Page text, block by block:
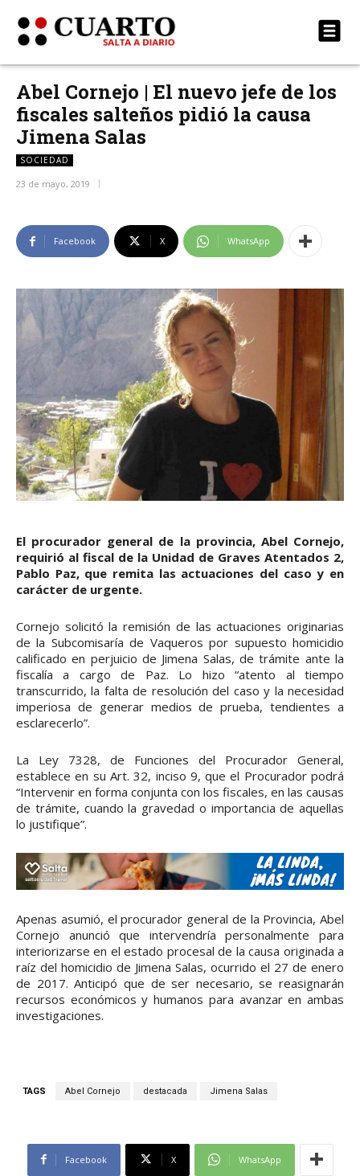
Abel Cornejo | El nuevo jefe de los
fiscales salteños pidió la causa
Jimena Salas
SOCIEDAD
23 de mayo, 2019
Facebook X WhatsApp
El procurador general de la provincia, Abel Cornejo,
requirió al fiscal de la Unidad de Graves Atentados 2,
Pablo Paz, que remita las actuaciones del caso y en
carácter de urgente.
Cornejo solicitó la remisión de las actuaciones originarias
de la Subcomisaría de Vaqueros por supuesto homicidio
calificado en perjuicio de Jimena Salas, de trámite ante la
fiscalía a cargo de Paz. Lo hizo “atento al tiempo
transcurrido, la falta de resolución del caso y la necesidad
imperiosa de generar medios de prueba, tendientes a
esclarecerlo”.
La Ley 7328, de Funciones del Procurador General,
establece en su Art. 32, inciso 9, que el Procurador podrá
“Intervenir en forma conjunta con los fiscales, en las causas
de trámite, cuando la gravedad o importancia de aquellas
lo justifique”.
Apenas asumió, el procurador general de la Provincia, Abel
Cornejo anunció que intervendría personalmente para
interiorizarse en el estado procesal de la causa originada a
raíz del homicidio de Jimena Salas, ocurrido el 27 de enero
de 2017. Anticipó que de ser necesario, se reasignarán
recursos económicos y humanos para avanzar en ambas
investigaciones.
TAGS Abel Cornejo destacada Jimena Salas
Facebook X WhatsApp